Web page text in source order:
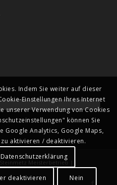
Meisterbetrieb |
Indem Sie weiter auf dieser
Einstellungen Ihres Internet
unserer Verwendung von Cookies
können Sie
Google Analytics, Google Maps,
aktivieren / deaktivieren.
Datenschutzerklärung
deaktivieren Nein